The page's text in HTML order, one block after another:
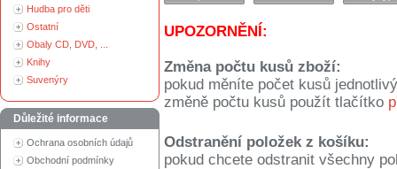
Hudba pro děti
Ostatní
Obaly CD, DVD, ...
Knihy
Suvenýry
Důležité informace
Ochrana osobních údajů
Obchodní podmínky
UPOZORNĚNÍ:
Změna počtu kusů zboží:
pokud měníte počet kusů
změně počtu kusů použít tlačítko
Odstranění položek z košíku:
pokud chcete odstranit všechny